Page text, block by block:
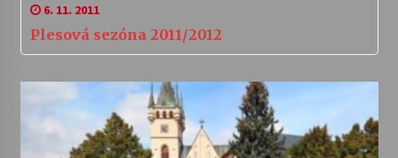
6. 11. 2011
Plesová sezóna 2011/2012